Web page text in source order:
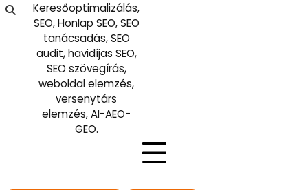
Keresőoptimalizálás,
SEO, Honlap SEO, SEO
tanácsadás, SEO
audit, havidíjas SEO,
SEO szövegírás,
weboldal elemzés,
versenytárs
elemzés, AI-AEO-
GEO.